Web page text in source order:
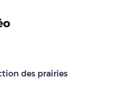
des prairies